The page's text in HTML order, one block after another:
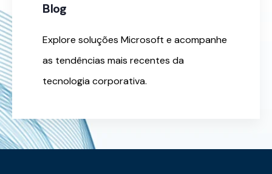
Blog
Explore soluções Microsoft e acompanhe
as tendências mais recentes da
tecnologia corporativa.